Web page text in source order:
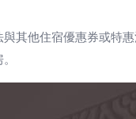
其他住宿優惠券或特惠